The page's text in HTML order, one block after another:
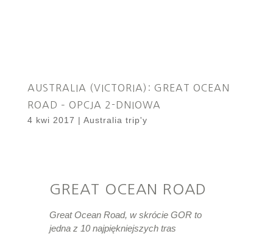
AUSTRALIA (VICTORIA): GREAT OCEAN
ROAD – OPCJA 2-DNIOWA
4 kwi 2017 | Australia trip'y
GREAT OCEAN ROAD
Great Ocean Road, w skrócie GOR to
jedna z 10 najpiękniejszych tras